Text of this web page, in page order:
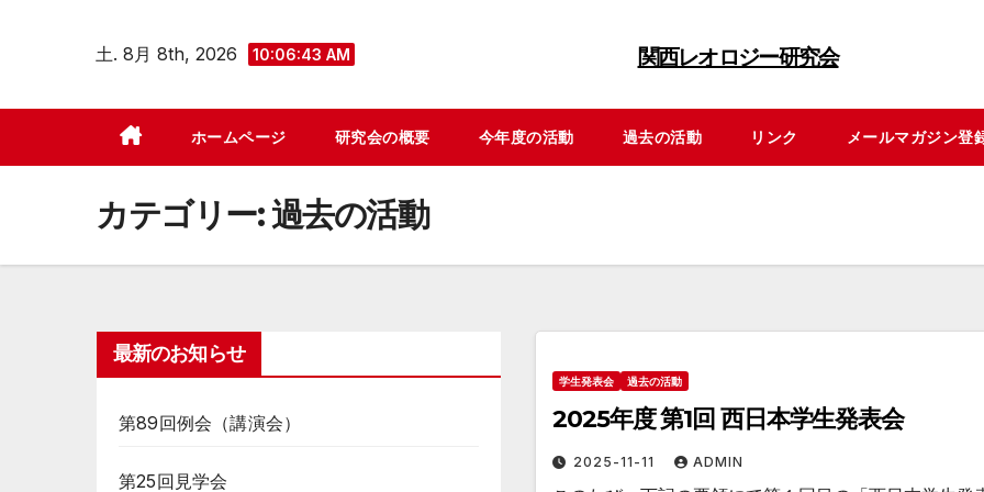
ン
土. 8月 8th, 2026 10:06:45 AM 関西レオロジー研究会
ホームページ 研究会の概要 今年度の活動 過去の活動 リンク メールマガジン登
カテゴリー:過去の活動
最新のお知らせ
第89回例会（講演会）
第25回見学会
学生発表会 過去の活動
2025年度 第1回 西日本学生発表会
2025-11-11 ADMIN